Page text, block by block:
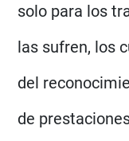
solo para los
las sufren, los
del
de